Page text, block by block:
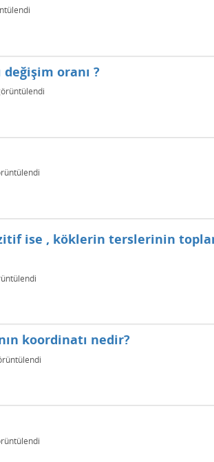
oranı ?
ise , köklerin terslerinin
koordinatı nedir?